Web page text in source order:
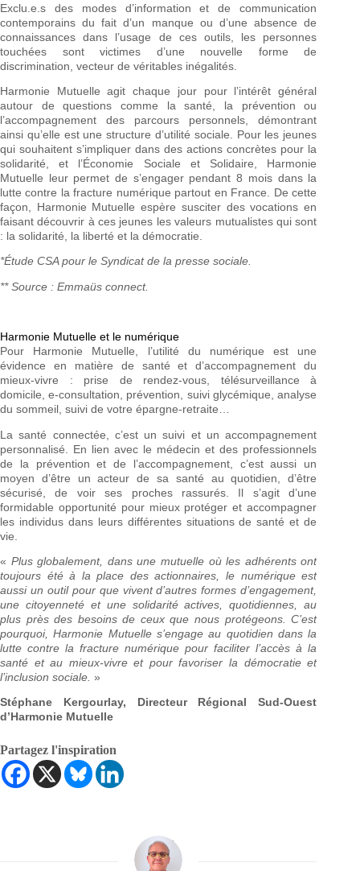
Exclu.e.s des modes d’information et de communication
contemporains du fait d’un manque ou d’une absence de
connaissances dans l’usage de ces outils, les personnes
touchées sont victimes d’une nouvelle forme de
discrimination, vecteur de véritables inégalités.
Harmonie Mutuelle agit chaque jour pour l’intérêt général
autour de questions comme la santé, la prévention ou
l’accompagnement des parcours personnels, démontrant
ainsi qu’elle est une structure d’utilité sociale. Pour les jeunes
qui souhaitent s’impliquer dans des actions concrètes pour la
solidarité, et l’Économie Sociale et Solidaire, Harmonie
Mutuelle leur permet de s’engager pendant 8 mois dans la
lutte contre la fracture numérique partout en France. De cette
façon, Harmonie Mutuelle espère susciter des vocations en
faisant découvrir à ces jeunes les valeurs mutualistes qui sont
: la solidarité, la liberté et la démocratie.
*Étude CSA pour le Syndicat de la presse sociale.
** Source : Emmaüs connect.
Harmonie Mutuelle et le numérique
Pour Harmonie Mutuelle, l’utilité du numérique est une
évidence en matière de santé et d’accompagnement du
mieux-vivre : prise de rendez-vous, télésurveillance à
domicile, e-consultation, prévention, suivi glycémique, analyse
du sommeil, suivi de votre épargne-retraite…
La santé connectée, c’est un suivi et un accompagnement
personnalisé. En lien avec le médecin et des professionnels
de la prévention et de l’accompagnement, c’est aussi un
moyen d’être un acteur de sa santé au quotidien, d’être
sécurisé, de voir ses proches rassurés. Il s’agit d’une
formidable opportunité pour mieux protéger et accompagner
les individus dans leurs différentes situations de santé et de
vie.
« Plus globalement, dans une mutuelle où les adhérents ont
toujours été à la place des actionnaires, le numérique est
aussi un outil pour que vivent d’autres formes d’engagement,
une citoyenneté et une solidarité actives, quotidiennes, au
plus près des besoins de ceux que nous protégeons. C’est
pourquoi, Harmonie Mutuelle s’engage au quotidien dans la
lutte contre la fracture numérique pour faciliter l’accès à la
santé et au mieux-vivre et pour favoriser la démocratie et
l’inclusion sociale. »
Stéphane Kergourlay, Directeur Régional Sud-Ouest
d’Harmonie Mutuelle
Partagez l'inspiration